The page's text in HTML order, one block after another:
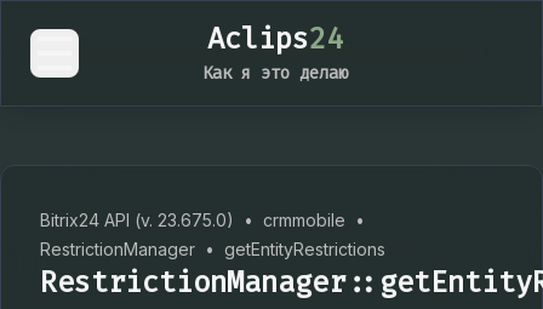
Aclips24
Как я это делаю
Bitrix24 API (v. 23.675.0) • crmmobile
•
RestrictionManager • getEntityRestrictions